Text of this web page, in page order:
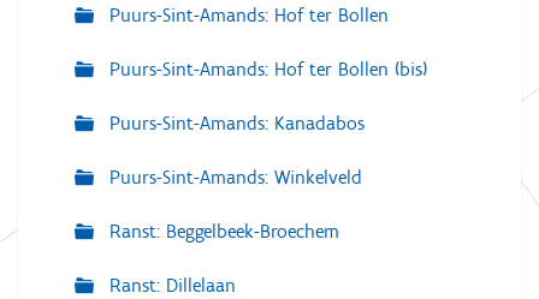
Puurs-Sint-Amands: Hof ter Bollen
Puurs-Sint-Amands: Hof ter Bollen (bis)
Puurs-Sint-Amands: Kanadabos
Puurs-Sint-Amands: Winkelveld
Ranst: Beggelbeek-Broechem
Ranst: Dillelaan